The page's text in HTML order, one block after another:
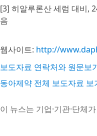
[3] 히알루론산 세럼 대비,
음
웹사이트: http://
보도자료 연락처와 원문보
동아제약 전체 보도자료 보
이 뉴스는 기업·기관·단체